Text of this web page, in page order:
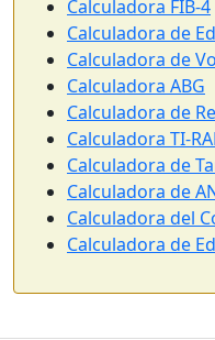
Calculadora FIB-4
Calculadora de
Calculadora de
Calculadora ABG
Calculadora de
Calculadora TI-
Calculadora de
Calculadora de
Calculadora del
Calculadora de